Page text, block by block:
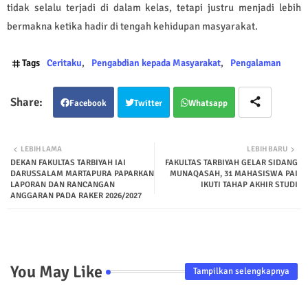
tidak selalu terjadi di dalam kelas, tetapi justru menjadi lebih
bermakna ketika hadir di tengah kehidupan masyarakat.
Tags Ceritaku Pengabdian kepada Masyarakat Pengalaman
Facebook Twitter Whatsapp
LEBIH BARU
FAKULTAS TARBIYAH GELAR SIDANG
MUNAQASAH, 31 MAHASISWA PAI
IKUTI TAHAP AKHIR STUDI
LEBIH LAMA
DEKAN FAKULTAS TARBIYAH IAI
DARUSSALAM MARTAPURA PAPARKAN
LAPORAN DAN RANCANGAN
ANGGARAN PADA RAKER 2026/2027
You May Like Tampilkan selengkapnya